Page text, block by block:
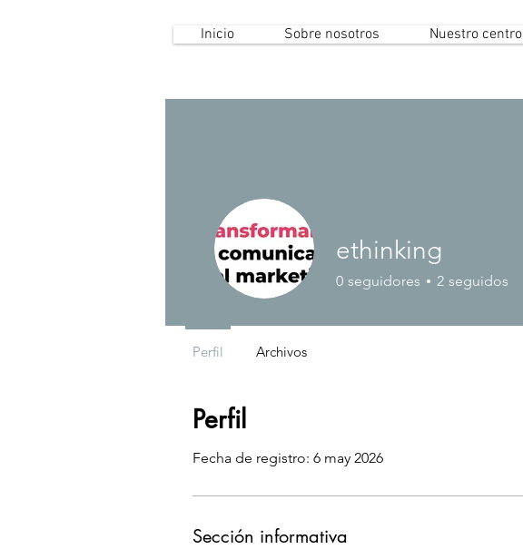
Inicio Sobre nosotros Nuestro centro
Perfil
Fecha de registro: 6 may 2026
Sección informativa
ethinking
0 seguidores 2 seguidos
Perfil Archivos